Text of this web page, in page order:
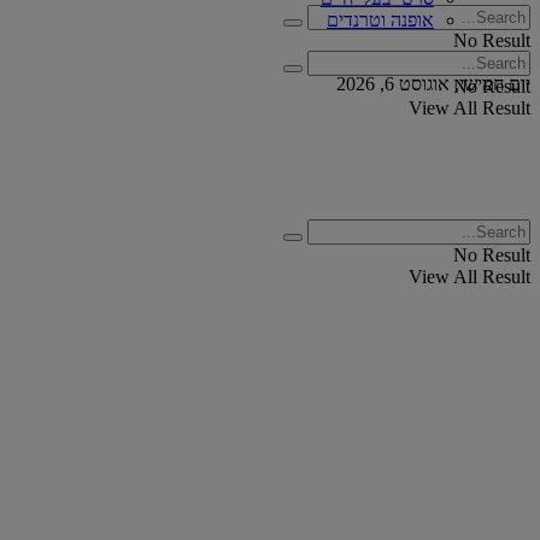
No Result
View All Result
יום חמישי, אוגוסט 6, 2026
אופנה וטרנדים
No Result
View All Result
No Result
View All Result